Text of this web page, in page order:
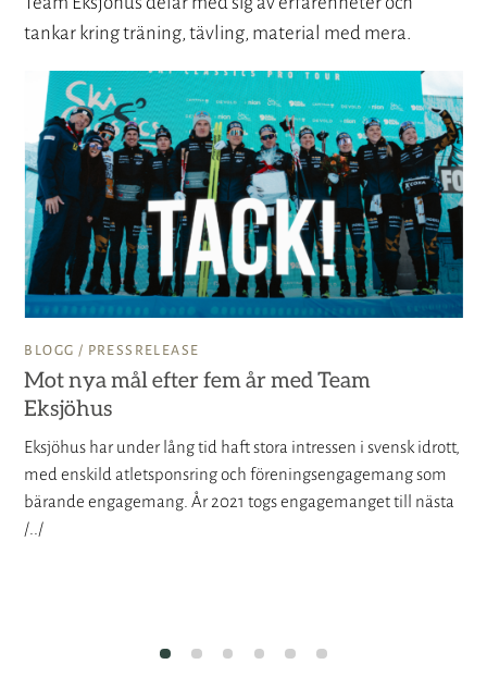
tankar kring träning, tävling, material med mera.
BLOGG / PRESSRELEASE
Mot nya mål efter fem år med Team
Eksjöhus
Eksjöhus har under lång tid haft stora intressen i svensk idrott,
med enskild atletsponsring och föreningsengagemang som
bärande engagemang. År 2021 togs engagemanget till nästa
/../